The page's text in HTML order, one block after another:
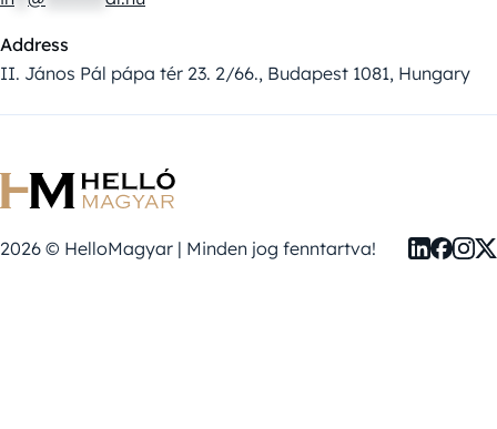
Address
II. János Pál pápa tér 23. 2/66., Budapest 1081, Hungary
2026 © HelloMagyar | Minden jog fenntartva!